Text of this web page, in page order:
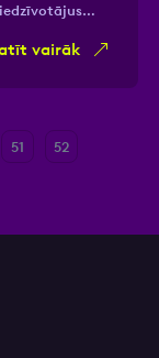
iedzīvotājus…
vairāk
51 52